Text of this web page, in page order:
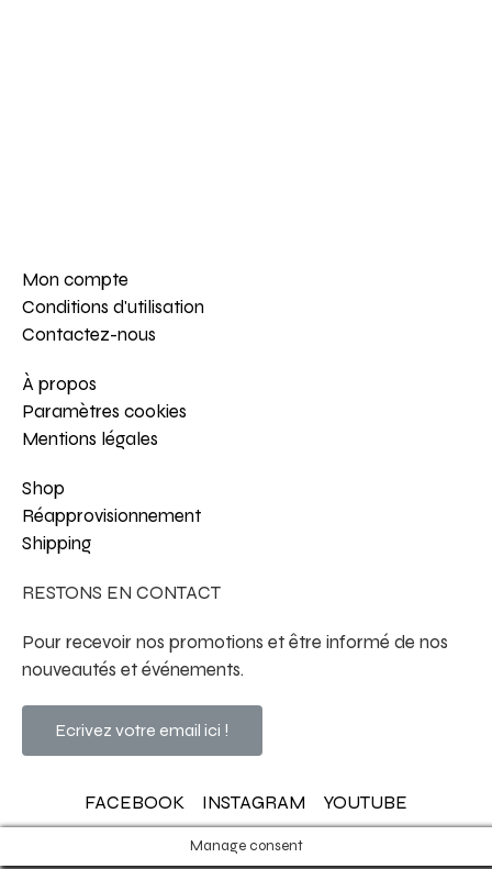
Mon compte
Conditions d'utilisation
Contactez-nous
À propos
Paramètres cookies
Mentions légales
Shop
Réapprovisionnement
Shipping
RESTONS EN CONTACT
Pour recevoir nos promotions et être informé de nos
nouveautés et événements.
Ecrivez votre email ici !
FACEBOOK INSTAGRAM YOUTUBE
Manage consent